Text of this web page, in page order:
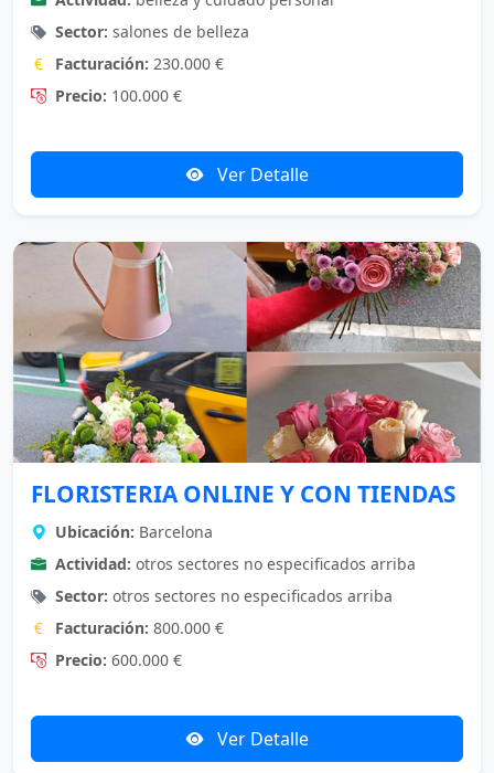
Sector: salones de belleza
Facturación: 230.000 €
Precio: 100.000 €
Ver Detalle
FLORISTERIA ONLINE Y CON TIENDAS
Ubicación: Barcelona
Actividad: otros sectores no especificados arriba
Sector: otros sectores no especificados arriba
Facturación: 800.000 €
Precio: 600.000 €
Ver Detalle